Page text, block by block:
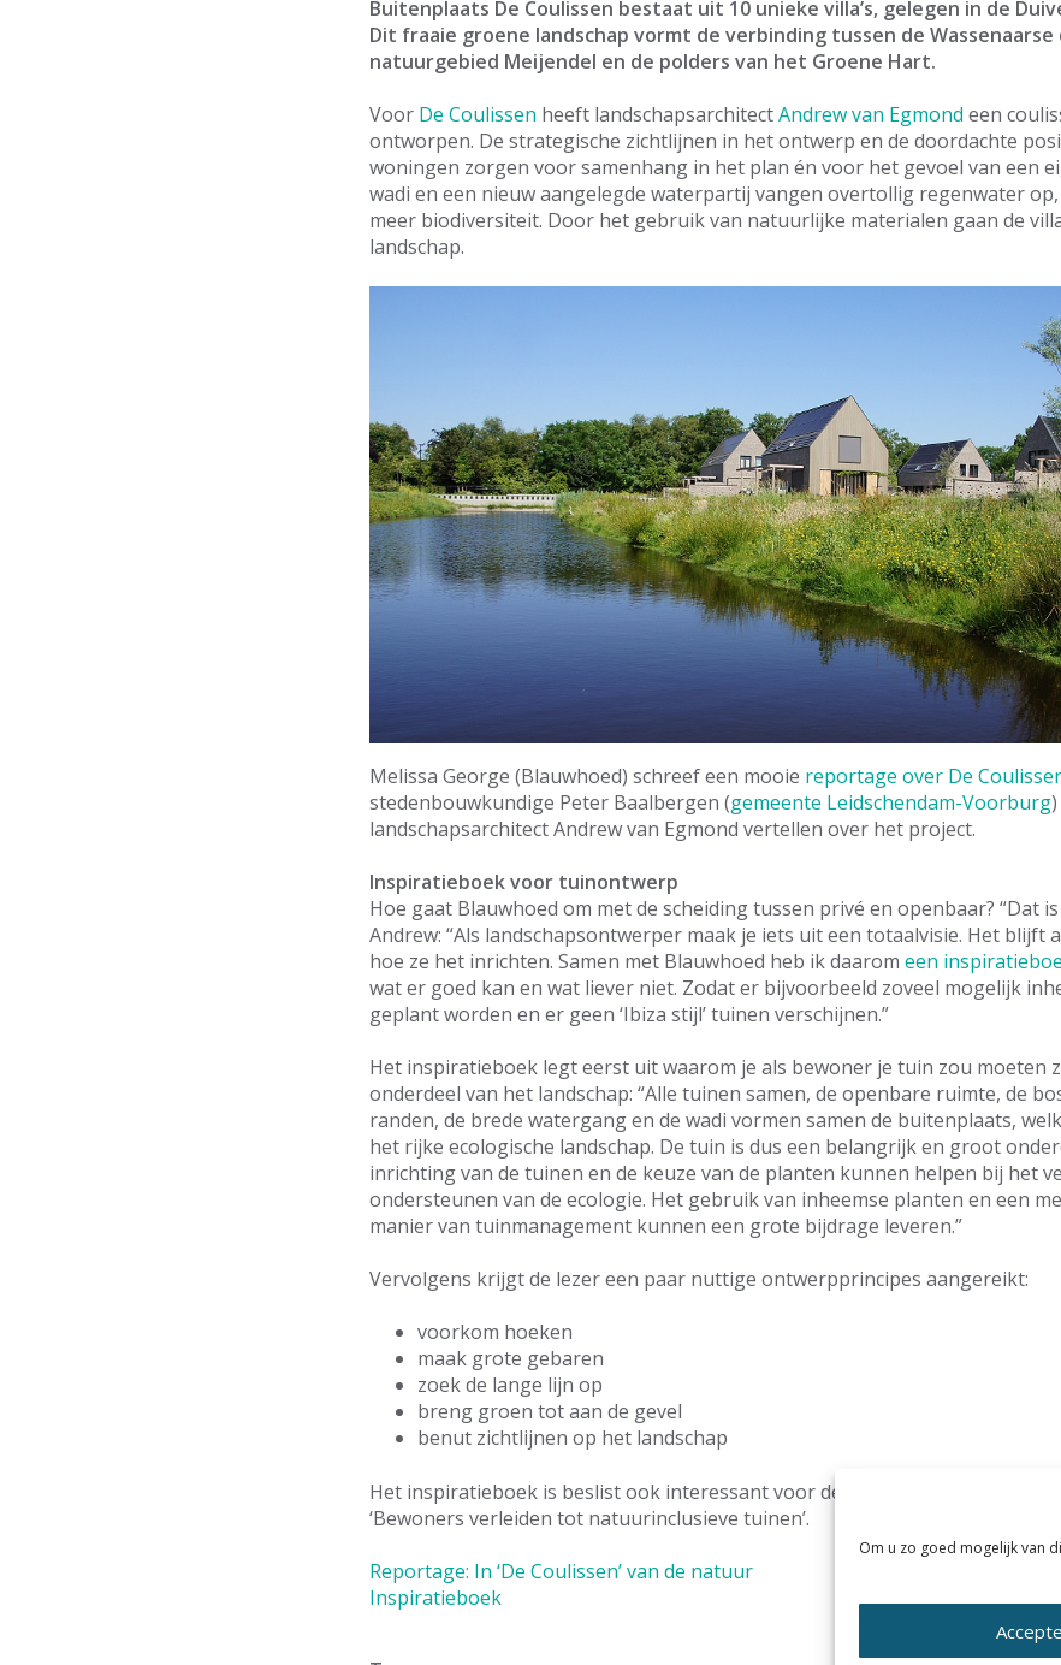
Om u zo goed mogelijk van
Buitenplaats De Coulissen bestaat uit 10 unieke villa’s, gelegen in de
Dit fraaie groene landschap vormt de verbinding tussen de
natuurgebied Meijendel en de polders van het Groene Hart.
Voor De Coulissen heeft landschapsarchitectAndrew van Egmond een
ontworpen. De strategische zichtlijnen in het ontwerp en de doordachte
woningen zorgen voor samenhang in het plan én voor het gevoel van een
wadi en een nieuw aangelegde waterpartij vangen overtollig regenwater
meer biodiversiteit. Door het gebruik van natuurlijke materialen gaan de
landschap.
Melissa George (Blauwhoed) schreef een mooie reportage over De
stedenbouwkundige Peter Baalbergen (gemeente Leidschendam-Voorburg
landschapsarchitect Andrew van Egmond vertellen over het project.
Inspiratieboekvoor tuinontwerp
Hoe gaat Blauwhoed om met de scheiding tussen privé en openbaar? “Dat
Andrew: “Als landschapsontwerper maak je iets uit een totaalvisie. Het blijft
hoe ze het inrichten. Samen met Blauwhoed heb ik daarom een
wat er goed kan en wat liever niet. Zodat er bijvoorbeeld zoveel mogelijk
geplant worden en er geen ‘Ibiza stijl’ tuinen verschijnen.”
Het inspiratieboek legt eerst uit waarom je als bewoner je tuin zou moeten
onderdeel van het landschap: “Alle tuinen samen, de openbare ruimte, de
randen, de brede watergang en de wadi vormen samen de buitenplaats,
het rijke ecologische landschap. De tuin is dus een belangrijk en groot
inrichting van de tuinen en de keuze van de planten kunnen helpen bij het
ondersteunen van de ecologie. Het gebruik van inheemse planten en een
manier van tuinmanagement kunnen een grote bijdrage leveren.”
Vervolgens krijgt de lezer een paar nuttige ontwerpprincipes aangereikt:
voorkom hoeken
maak grote gebaren
zoek de lange lijn op
breng groen tot aan de gevel
benut zichtlijnen op het landschap
Het inspiratieboek is beslist ook interessant voor deelnemers aan de KAN
‘Bewoners verleiden tot natuurinclusieve tuinen’.
Reportage: In ‘De Coulissen’ van de natuur
Inspiratieboek